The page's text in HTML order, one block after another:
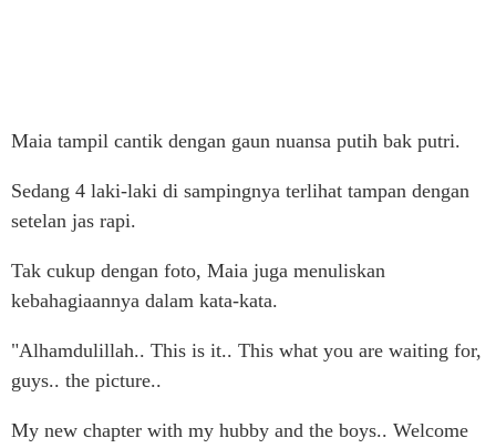
Maia tampil cantik dengan gaun nuansa putih bak putri.
Sedang 4 laki-laki di sampingnya terlihat tampan dengan
setelan jas rapi.
Tak cukup dengan foto, Maia juga menuliskan
kebahagiaannya dalam kata-kata.
"Alhamdulillah.. This is it.. This what you are waiting for,
guys.. the picture..
My new chapter with my hubby and the boys.. Welcome